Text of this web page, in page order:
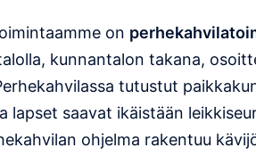
on
kunnantalon takana,
tutustut
lapset saavat ikäistään
ohjelma rakentuu